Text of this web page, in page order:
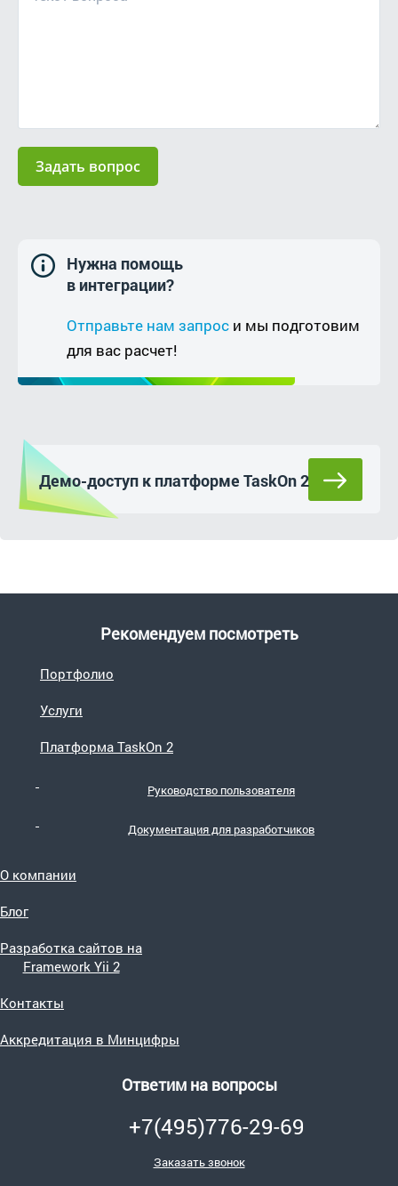
Задать вопрос
Нужна помощь
в интеграции?
Отправьте нам запрос и мы подготовим
для вас расчет!
Демо-доступ к платформе TaskOn 2
Рекомендуем посмотреть
Портфолио
Услуги
Платформа TaskOn 2
Руководство пользователя
Документация для разработчиков
О компании
Блог
Разработка сайтов на
Framework Yii 2
Контакты
Аккредитация в Минцифры
Ответим на вопросы
+7(495)776-29-69
Заказать звонок